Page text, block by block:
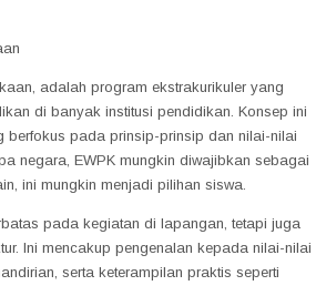
adalah program ekstrakurikuler yang
di banyak institusi pendidikan. Konsep ini
pada prinsip-prinsip dan nilai-nilai
negara, EWPK mungkin diwajibkan sebagai
ini mungkin menjadi pilihan siswa.
pada kegiatan di lapangan, tetapi juga
Ini mencakup pengenalan kepada nilai-nilai
serta keterampilan praktis seperti